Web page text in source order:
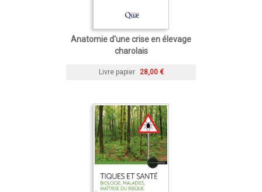
Anatomie d'une crise en élevage
charolais
Livre papier 28,00 €